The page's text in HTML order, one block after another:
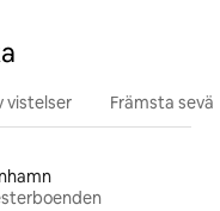
vistelser Främsta